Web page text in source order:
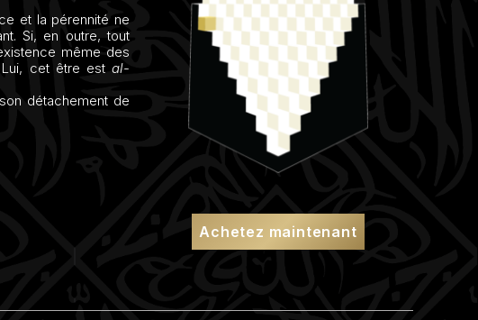
et la pérennité ne
Si, en outre, tout
même des
cet être est al-
détachement de
Achetez maintenant